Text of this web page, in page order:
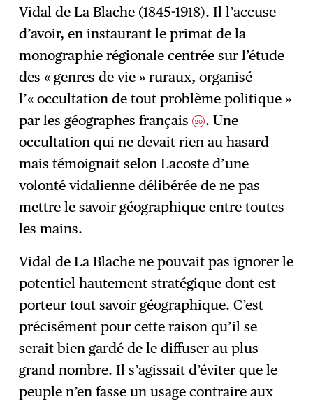
Vidal de La Blache (1845-1918). Il l’accuse
d’avoir, en instaurant le primat de la
monographie régionale centrée sur l’étude
des « genres de vie » ruraux, organisé
l’« occultation de tout problème politique »
par les géographes français20 . Une
occultation qui ne devait rien au hasard
mais témoignait selon Lacoste d’une
volonté vidalienne délibérée de ne pas
mettre le savoir géographique entre toutes
les mains.
Vidal de La Blache ne pouvait pas ignorer le
potentiel hautement stratégique dont est
porteur tout savoir géographique. C’est
précisément pour cette raison qu’il se
serait bien gardé de le diffuser au plus
grand nombre. Il s’agissait d’éviter que le
peuple n’en fasse un usage contraire aux